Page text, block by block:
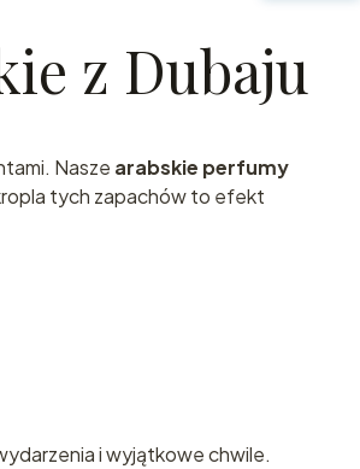
z Dubaju
Nasze arabskie perfumy
tych zapachów to efekt
i wyjątkowe chwile.